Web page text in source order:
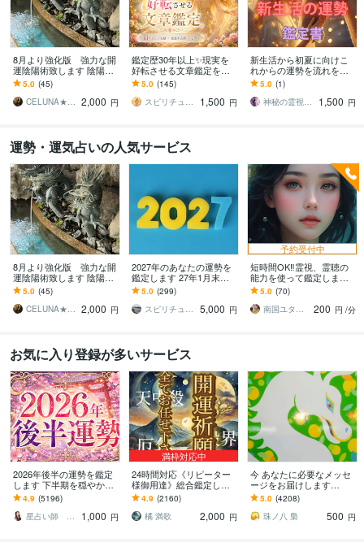
8月より強化版 強力な開
運陰陽術致します 陰陽師
による強力な術にてご希
望の開運術を致します
5.0 (45)
CELUNA★ご依頼多数につき対応遅延有 2,000 円
鑑定歴30年以上✨現実を
好転させる文章鑑定をし
ます ✨「ただ当たる」だ
けでなく「納得できる」
「前向きになれる」
5.0 (145)
スピリチュアルカウンセラー昌運
1,500 円
新生活から初夏に向けこ
れからの運勢を流れを占
います 迷いや不安を整理
し未来の流れを読み解き
ます。
5.0 (1)
神秘の霊視⭐結月（Yuzuki）
1,500 円
運勢・運気占いの人気サービス
8月より強化版 強力な開
運陰陽術致します 陰陽師
による強力な術にてご希
望の開運術を致します
5.0 (45)
CELUNA★ご依頼多数につき対応遅延有 2,000 円
2027年のあなたの運勢を
鑑定します 27年1月末日
まで☆いい年にしたい
ね。恋愛、結婚、仕事、
お金
5.0 (299)
スピリチュアルカウンセラー沙耶美
5,000 円
予約受付中
短時間OK‼︎霊視、霊聴の
能力を使って鑑定します
オラクルカードと霊視で
お悩みを解決へと導きま
す
5.0 (70)
南国ユタの末裔占い師✴︎リン
200 円 /分
お気に入り登録が多いサービス
2026年後半の運勢を鑑定
します 下半期を穏やかに
進む道しるべに
4.9 (5196)
星占い師 レイリィアス
1,000 円
満枠対応中
24時間対応《リピーター
様御用達》総合鑑定しま
す 霊視鑑定＋極ヒーリン
グの無料サポート付き！
4.9 (2160)
橘 満歌
2,000 円
今 あなたに必要なメッセ
ージをお届けします
⭐️【アファメーション付
き】⭐️オラクルカード 簡
易版⭐️
5.0 (4208)
珠ノ八 梟
500 円